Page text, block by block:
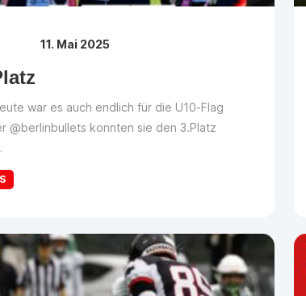
11. Mai 2025
war es auch endlich für die U10-Flag
@berlinbullets konnten sie den 3.Platz